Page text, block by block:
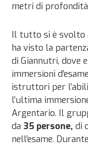
metri di
Il tutto si è svolto
ha visto la
di Giannutri, dove
immersioni
istruttori per
l’ultima
Argentario. Il
da 35 persone, di
nell’esame.